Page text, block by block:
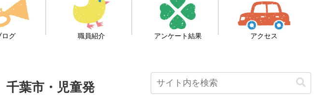
ログ 職員紹介 アンケート結果 アクセス
葉市・児童発